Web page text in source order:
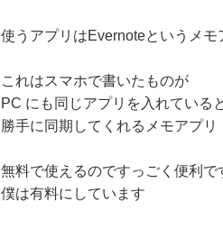
使うアプリはEvernoteというメモ
これはスマホで書いたものが
PC にも同じアプリを入れている
勝手に同期してくれるメモアプリ
無料で使えるのですっごく便利で
僕は有料にしています